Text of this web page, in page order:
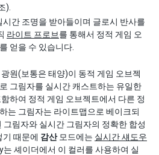
).
간 조명을 받아들이며 글로시 반사를
라이트 프로브를 통해서 정적 게임 오
얻을 수 있습니다.
원(보통은 태양)이 동적 게임 오브젝
그림자를 실시간 캐스트하는 유일한
하여 정적 게임 오브젝트에서 다른 정
는 그림자는 라이트맵으로 베이크되
림자와 실시간 그림자의 정확한 합성
기 때문에 감산모드에는 실시간 섀도우
는 셰이더에서 이 컬러를 사용하여 실